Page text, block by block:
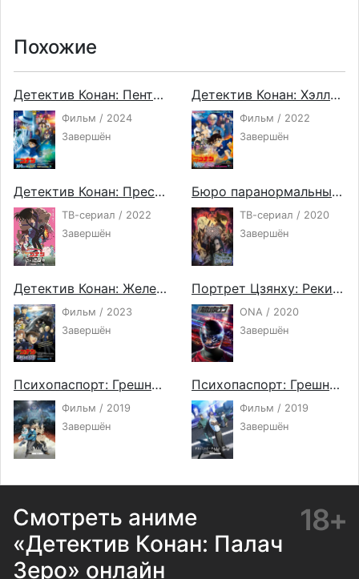
Похожие
Детектив Конан: Пентаграмма на миллион долларов
Фильм / 2024
Завершён
Детектив Конан: Хэллоуинская невеста
Фильм / 2022
Завершён
Детектив Конан: Преступник Ханзава
ТВ-сериал / 2022
Завершён
Бюро паранормальных расследований Мухё и Родзи 2
ТВ-сериал / 2020
Завершён
Детектив Конан: Железная подводная лодка
Фильм / 2023
Завершён
Портрет Цзянху: Реки и озёра ночью
ONA / 2020
Завершён
Психопаспорт: Грешники системы — Преступление и наказание
Фильм / 2019
Завершён
Психопаспорт: Грешники системы — Первый блюститель
Фильм / 2019
Завершён
Смотреть аниме
«Детектив Конан: Палач
Зеро» онлайн
18+